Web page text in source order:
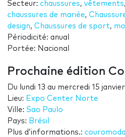
Secteur: chaussures, vêtements,
chaussures de mariée,
design, Chaussures de sport,
Périodicité: anual
Portée: Nacional
Prochaine édition
Du lundi 13 au mercredi 15
Lieu: Expo Center Norte
Ville: Sao Paulo
Pays: Brésil
Plus d’informations.: